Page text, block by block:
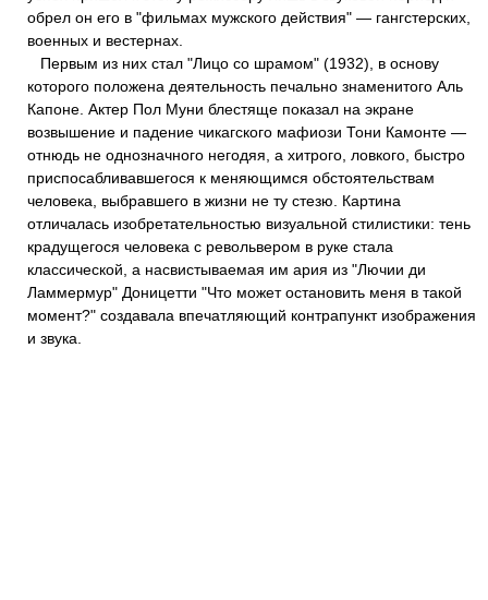
обрел он его в "фильмах мужского действия" — гангстерских,
военных и вестернах.
Первым из них стал "Лицо со шрамом" (1932), в основу
которого положена деятельность печально знаменитого Аль
Капоне. Актер Пол Муни блестяще показал на экране
возвышение и падение чикагского мафиози Тони Камонте —
отнюдь не однозначного негодяя, а хитрого, ловкого, быстро
приспосабливавшегося к меняющимся обстоятельствам
человека, выбравшего в жизни не ту стезю. Картина
отличалась изобретательностью визуальной стилистики: тень
крадущегося человека с револьвером в руке стала
классической, а насвистываемая им ария из "Лючии ди
Ламмермур" Доницетти "Что может остановить меня в такой
момент?" создавала впечатляющий контрапункт изображения
и звука.